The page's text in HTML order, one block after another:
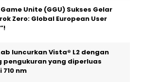
Unite (GGU) Sukses Gelar
Zero: Global European User
luncurkan Vista® L2 dengan
pengukuran yang diperluas
nm